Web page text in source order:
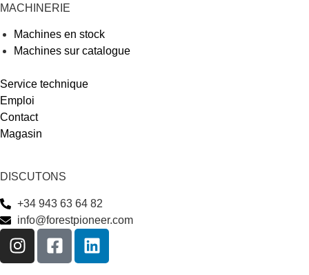
MACHINERIE
Machines en stock
Machines sur catalogue
Service technique
Emploi
Contact
Magasin
DISCUTONS
+34 943 63 64 82
info@forestpioneer.com